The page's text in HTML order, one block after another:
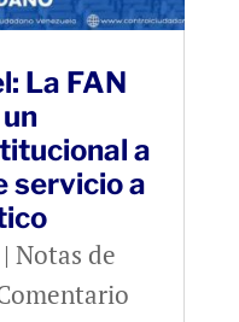
La FAN
a
servicio a
| Notas de